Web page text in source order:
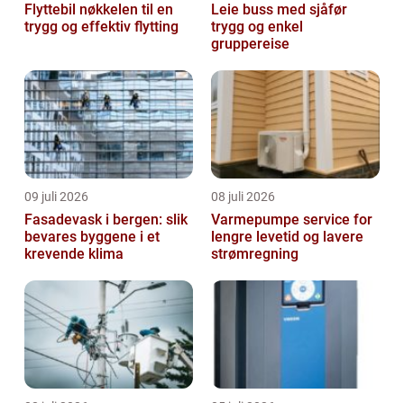
Flyttebil nøkkelen til en
trygg og effektiv flytting
Leie buss med sjåfør
trygg og enkel
gruppereise
09 juli 2026
Fasadevask i bergen: slik
bevares byggene i et
krevende klima
08 juli 2026
Varmepumpe service for
lengre levetid og lavere
strømregning